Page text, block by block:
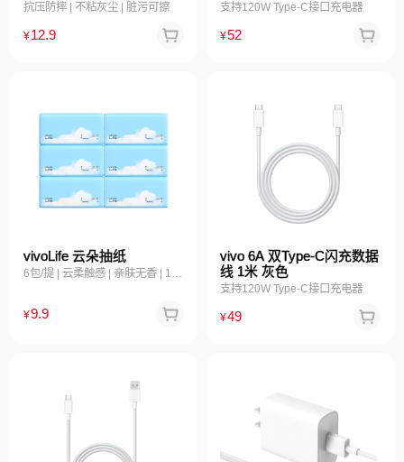
抗压防摔 | 不粘灰尘 | 脏污可擦
¥12.9
支持120W Type-C接口充电器
¥52
vivoLife 云朵抽纸
6包/提 | 云柔触感 | 亲肤无香 | 120抽大容量
¥9.9
vivo 6A 双Type-C闪充数据
线 1米 灰色
支持120W Type-C接口充电器
¥49